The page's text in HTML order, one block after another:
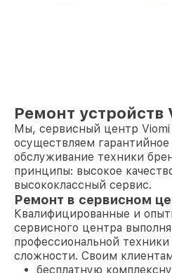
Ремонт устройств
Мы, сервисный центр Viomi
осуществляем
обслуживание техники
принципы: высокое
высококлассный сервис.
Ремонт в сервисном
Квалифицированные и
сервисного центра
профессиональной
сложности. Своим
бесплатную